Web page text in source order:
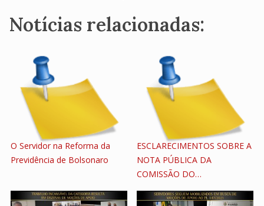
Notícias relacionadas:
O Servidor na Reforma da
Previdência de Bolsonaro
ESCLARECIMENTOS SOBRE A
NOTA PÚBLICA DA
COMISSÃO DO…